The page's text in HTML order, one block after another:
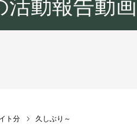
活動報告動画
ト分 久しぶり～